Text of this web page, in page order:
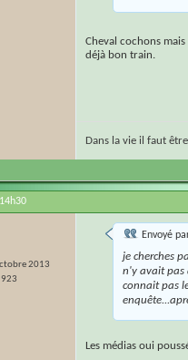
Cheval cochons
déjà bon train.
Dans la vie il faut
14h30
2013
Envoyé
je cherches
n'y avait pas
connait pas
Les médias oui